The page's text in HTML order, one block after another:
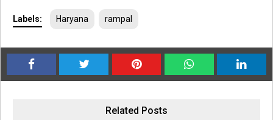
Labels: Haryana rampal
Related Posts